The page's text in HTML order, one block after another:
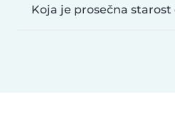
Koja je prosečna starost